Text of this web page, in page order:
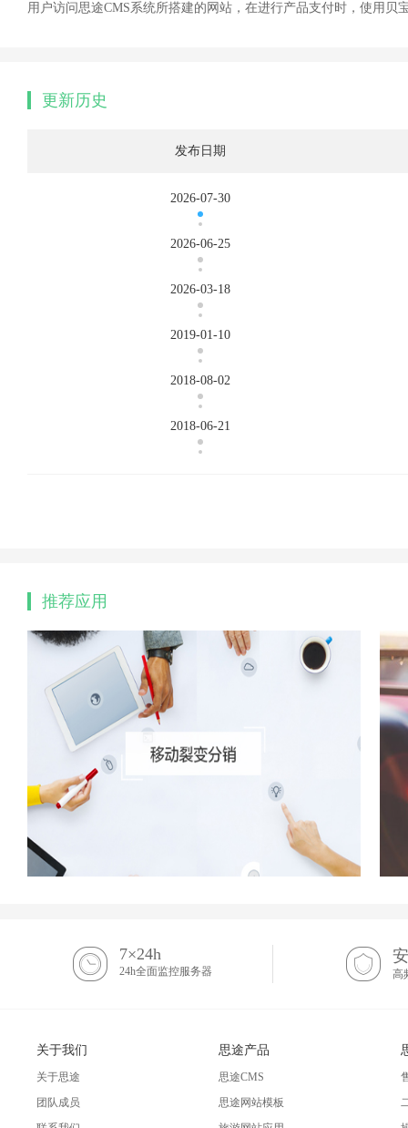
用户访问思途CMS系统所搭建的网站，在进行产品支付时，使用贝
更新历史
发布日期
2026-07-30
2026-06-25
2026-03-18
2019-01-10
2018-08-02
2018-06-21
推荐应用
7×24h
24h全面监控服务器 高
关于我们
关于思途
团队成员
思途产品
思途CMS
思途网站模板